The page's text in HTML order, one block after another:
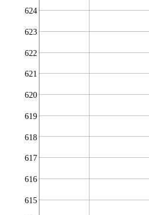
615
616
617
618
619
620
621
622
623
624